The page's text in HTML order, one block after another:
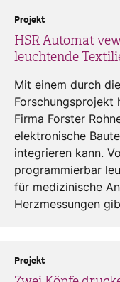
HSR Automat
leuchtende
Projekt
Mit einem durch
Forschungsprojekt
Firma Forster
elektronische
integrieren kann.
programmierbar
für medizinische
Herzmessungen
Projekt